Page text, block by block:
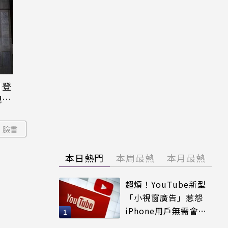
臉書
本日熱門 本周最熱 本月最熱
超煩！YouTube新型
「小視窗廣告」惹怨
iPhone用戶無需會員